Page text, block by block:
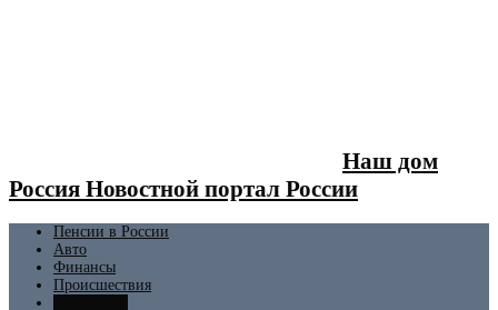
Наш дом
Россия Новостной портал России
Пенсии в России
Авто
Финансы
Происшествия